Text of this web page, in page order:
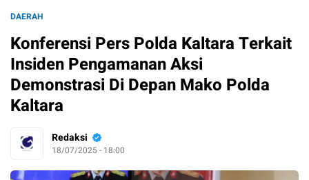
DAERAH
Konferensi Pers Polda Kaltara Terkait
Insiden Pengamanan Aksi
Demonstrasi Di Depan Mako Polda
Kaltara
Redaksi
18/07/2025 - 18:00